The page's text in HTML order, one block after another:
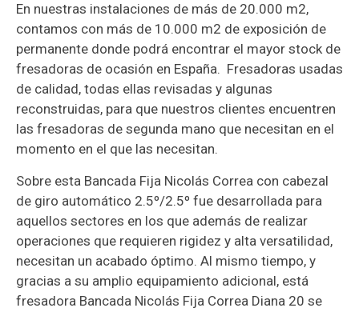
En nuestras instalaciones de más de 20.000 m2,
contamos con más de 10.000 m2 de exposición de
permanente donde podrá encontrar el mayor stock de
fresadoras de ocasión en España. Fresadoras usadas
de calidad, todas ellas revisadas y algunas
reconstruidas, para que nuestros clientes encuentren
las fresadoras de segunda mano que necesitan en el
momento en el que las necesitan.
Sobre esta Bancada Fija Nicolás Correa con cabezal
de giro automático 2.5º/2.5º fue desarrollada para
aquellos sectores en los que además de realizar
operaciones que requieren rigidez y alta versatilidad,
necesitan un acabado óptimo. Al mismo tiempo, y
gracias a su amplio equipamiento adicional, está
fresadora Bancada Nicolás Fija Correa Diana 20 se